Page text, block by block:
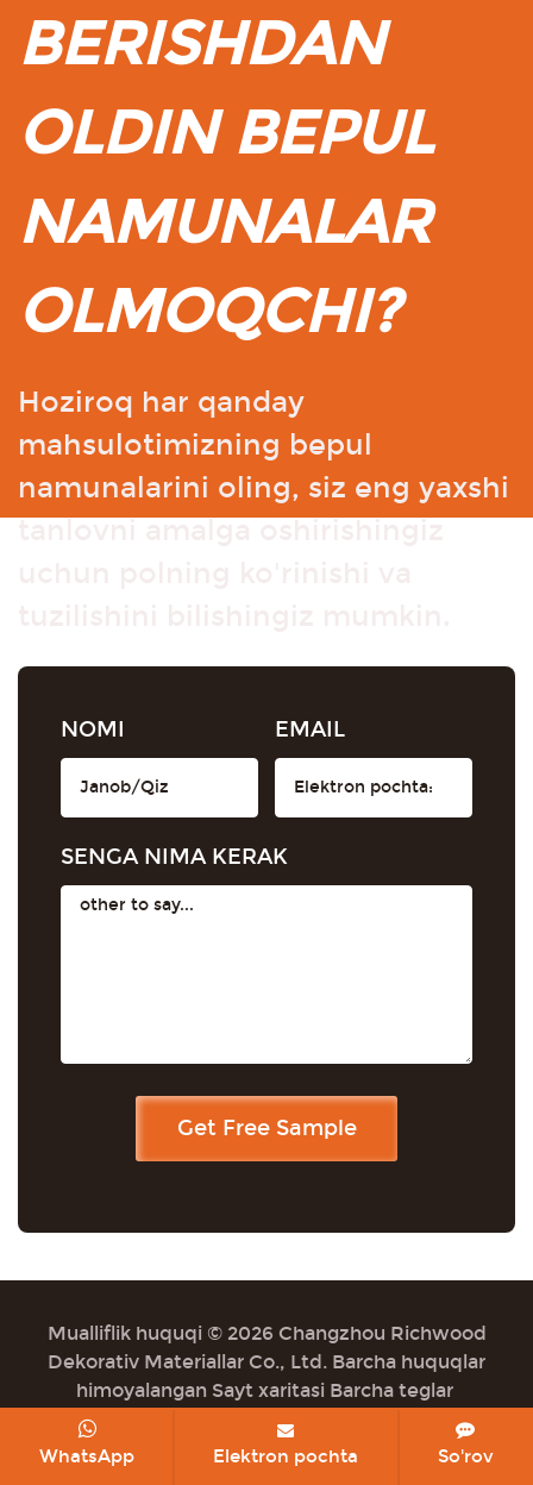
BERISHDAN
OLDIN BEPUL
NAMUNALAR
OLMOQCHI?
Hoziroq har qanday
mahsulotimizning bepul
namunalarini oling, siz eng yaxshi
NOMI EMAIL
SENGA NIMA KERAK
Mualliflik huquqi © 2026 Changzhou Richwood
Dekorativ Materiallar Co., Ltd. Barcha huquqlar
himoyalangan Sayt xaritasi Barcha teglar
WhatsApp Elektron pochta So'rov